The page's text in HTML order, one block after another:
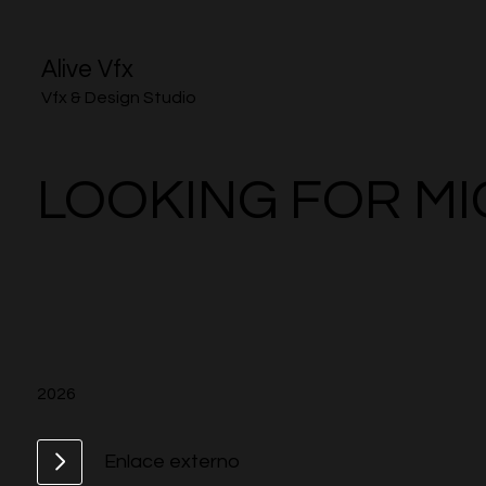
Vfx & Design Studio
Alive Vfx
LOOKING FOR
2026
Enlace externo